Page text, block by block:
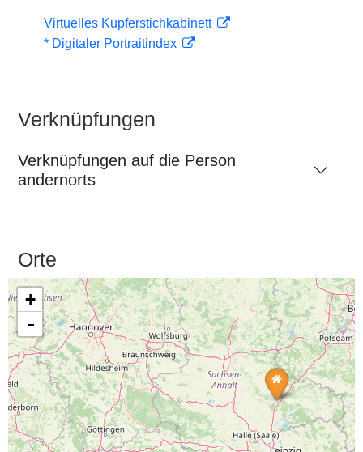
Virtuelles Kupferstichkabinett
* Digitaler Portraitindex
Verknüpfungen
Verknüpfungen auf die Person
andernorts
Orte
+
-